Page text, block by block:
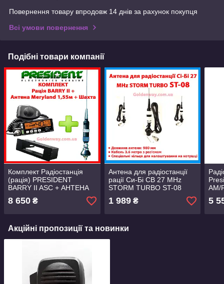
Повернення товару впродовж 14 днів за рахунок покупця
Всі умови повернення
Подібні товари компанії
Комплект Радіостанція
(рація) PRESIDENT
BARRY II ASC + АНТЕНА
PRESIDENT MARYLAND
(1,55 м) + ШАХТА CPA
8 650 ₴
Антена для радіостанції
рації Си-Бі CB 27 MHz
STORM TURBO ST-08
(довжина 980 мм) на
автомобіль фура траса
1 989₴
AM/
5
Акційні пропозиції та новинки